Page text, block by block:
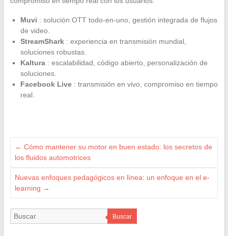
Muvi : solución OTT todo-en-uno, gestión integrada de flujos
de video.
StreamShark: experiencia en transmisión mundial,
soluciones robustas.
Kaltura: escalabilidad, código abierto, personalización de
soluciones.
Facebook Live: transmisión en vivo, compromiso en tiempo
real.
← Cómo mantener su motor en buen estado: los secretos de
los fluidos automotrices
Nuevas enfoques pedagógicos en línea: un enfoque en el e-
learning →
Buscar